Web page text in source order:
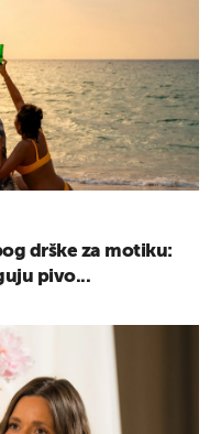
drške za motiku:
pivo...